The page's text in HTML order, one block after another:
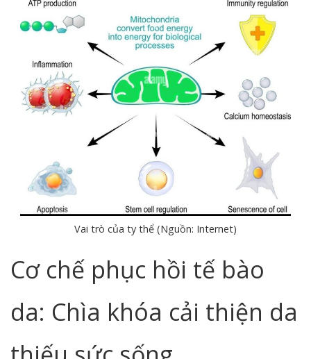
Vai trò của ty thể (Nguồn: Internet)
Cơ chế phục hồi tế bào
da: Chìa khóa cải thiện da